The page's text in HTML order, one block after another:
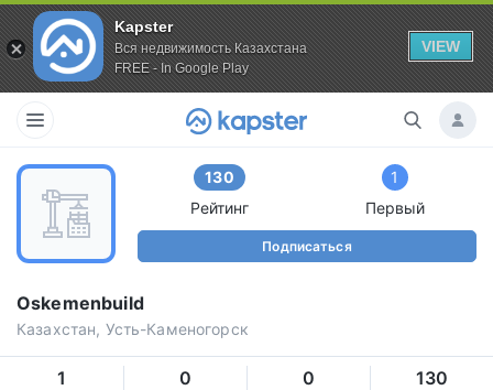
Kapster
Вся недвижимость Казахстана
FREE - In Google Play
VIEW
130
Рейтинг
1
Первый
Подписаться
Oskemenbuild
Казахстан, Усть-Каменогорск
1 0 0 130